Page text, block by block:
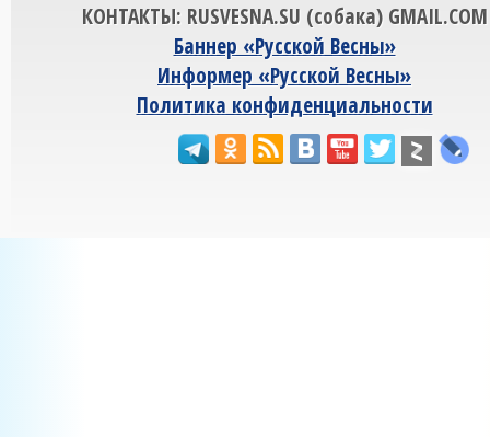
КОНТАКТЫ: RUSVESNA.SU (собака) GMAIL.COM
Баннер «Русской Весны»
Информер «Русской Весны»
Политика конфиденциальности